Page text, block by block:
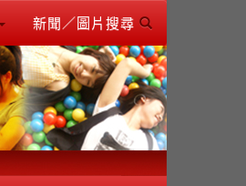
新聞／圖片搜尋